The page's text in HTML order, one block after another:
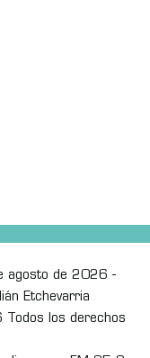
agosto de 2026 -
Etchevarria
los derechos